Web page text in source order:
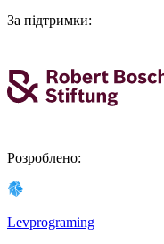
За підтримки:
Розроблено:
Levprograming